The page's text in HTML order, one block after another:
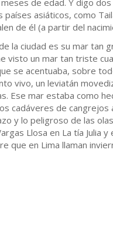
de edad. Y digo
países asiáticos, como
de él (a partir del
la ciudad es su mar tan
visto un mar tan triste
se acentuaba, sobre
vivo, un leviatán
Ese mar estaba como
cadáveres de cangrejos
y lo peligroso de las
Llosa en La tía
que en Lima llaman